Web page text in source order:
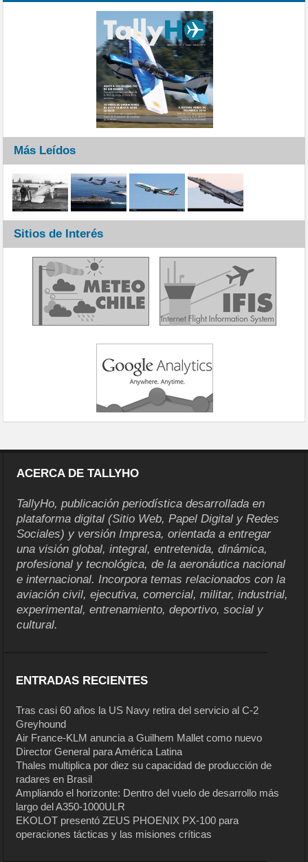
Más Leídos
Sitios de Interés
ACERCA DE TALLYHO
TallyHo, publicación periodística desarrollada en
plataforma digital (Sitio Web, Papel Digital y Redes
Sociales) y versión Impresa, orientada a entregar
una visión global, integral, entretenida, dinámica,
profesional y tecnológica, de la aeronáutica nacional
e internacional. Incorpora temas relacionados con la
aviación civil, ejecutiva, comercial, militar, industrial,
experimental, entrenamiento, deportivo, social y
cultural.
ENTRADAS RECIENTES
Tras casi 60 años la US Navy retira del servicio al C-2
Greyhound
Air France-KLM anuncia a Guilhem Mallet como nuevo
Director General para América Latina
Thales multiplica por diez su capacidad de producción de
radares en Brasil
Ampliando el horizonte: Dentro del vuelo de desarrollo más
largo del A350-1000ULR
EKOLOT presentó ZEUS PHOENIX PX-100 para
operaciones tácticas y las misiones críticas